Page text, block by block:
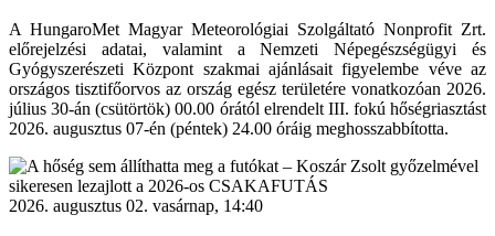
A HungaroMet Magyar Meteorológiai Szolgáltató Nonprofit Zrt.
előrejelzési adatai, valamint a Nemzeti Népegészségügyi és
Gyógyszerészeti Központ szakmai ajánlásait figyelembe véve az
országos tisztifőorvos az ország egész területére vonatkozóan 2026.
július 30-án (csütörtök) 00.00 órától elrendelt III. fokú hőségriasztást
2026. augusztus 07-én (péntek) 24.00 óráig meghosszabbította.
2026. augusztus 02. vasárnap, 14:40